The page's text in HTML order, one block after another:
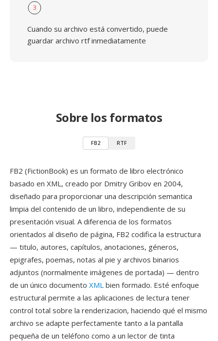
3
Cuando su archivo está convertido, puede
guardar archivo rtf inmediatamente
Sobre los formatos
FB2 RTF
FB2 (FictionBook) es un formato de libro electrónico
basado en XML, creado por Dmitry Gribov en 2004,
diseñado para proporcionar una descripción semantica
limpia del contenido de un libro, independiente de su
presentación visual. A diferencia de los formatos
orientados al diseño de página, FB2 codifica la estructura
— titulo, autores, capítulos, anotaciones, géneros,
epigrafes, poemas, notas al pie y archivos binarios
adjuntos (normalmente imágenes de portada) — dentro
de un único documento XML bien formado. Esté enfoque
estructural permite a las aplicaciones de lectura tener
control total sobre la renderizacion, haciendo qué el mismo
archivo se adapte perfectamente tanto a la pantalla
pequeña de un teléfono como a un lector de tinta